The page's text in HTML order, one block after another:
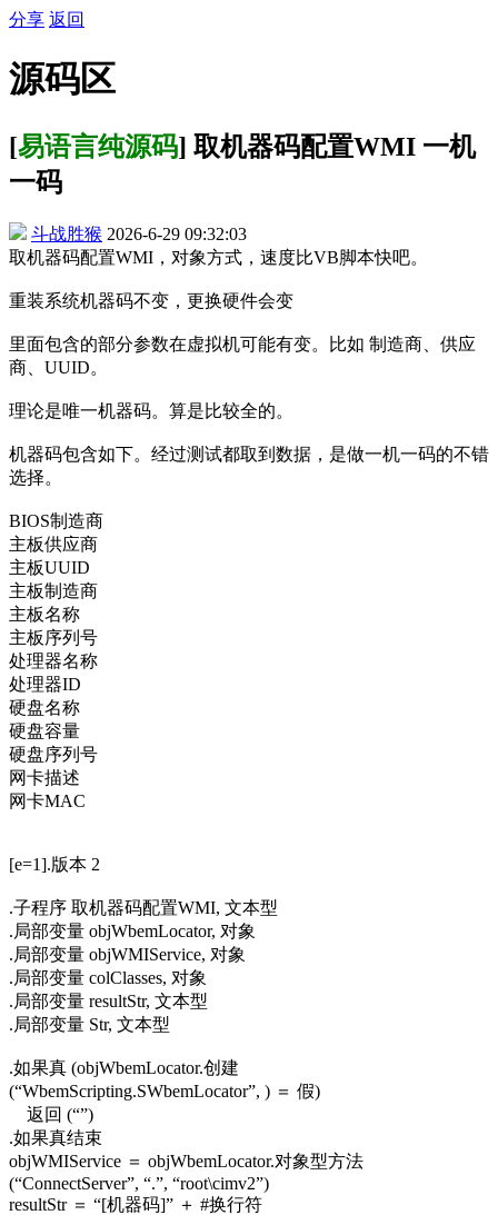
分享 返回
源码区
[易语言纯源码] 取机器码配置WMI 一机
一码
斗战胜猴 2026-6-29 09:32:03
取机器码配置WMI，对象方式，速度比VB脚本快吧。
重装系统机器码不变，更换硬件会变
里面包含的部分参数在虚拟机可能有变。比如 制造商、供应
商、UUID。
理论是唯一机器码。算是比较全的。
机器码包含如下。经过测试都取到数据，是做一机一码的不错
选择。
BIOS制造商
主板供应商
主板UUID
主板制造商
主板名称
主板序列号
处理器名称
处理器ID
硬盘名称
硬盘容量
硬盘序列号
网卡描述
网卡MAC
[e=1].版本 2
.子程序 取机器码配置WMI, 文本型
.局部变量 objWbemLocator, 对象
.局部变量 objWMIService, 对象
.局部变量 colClasses, 对象
.局部变量 resultStr, 文本型
.局部变量 Str, 文本型
.如果真 (objWbemLocator.创建
(“WbemScripting.SWbemLocator”, ) ＝ 假)
返回 (“”)
.如果真结束
objWMIService ＝ objWbemLocator.对象型方法
(“ConnectServer”, “.”, “root\cimv2”)
resultStr ＝ “[机器码]” ＋ #换行符